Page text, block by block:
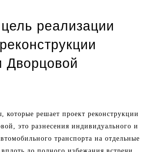
реализации
Дворцовой
которые решает проект реконструкции
это разнесения индивидуального и
транспорта на отдельные